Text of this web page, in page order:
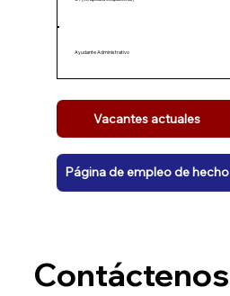
Ayudante Administrativo
Vacantes actuales
Página de empleo de hecho
Contáctenos